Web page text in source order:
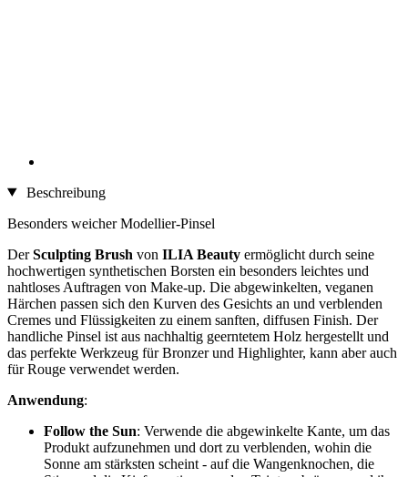
Beschreibung
Besonders weicher Modellier-Pinsel
DerSculpting Brush von ILIA Beauty ermöglicht durch seine
hochwertigen synthetischen Borsten ein besonders leichtes und
nahtloses Auftragen von Make-up. Die abgewinkelten, veganen
Härchen passen sich den Kurven des Gesichts an und verblenden
Cremes und Flüssigkeiten zu einem sanften, diffusen Finish. Der
handliche Pinsel ist aus nachhaltig geerntetem Holz hergestellt und
das perfekte Werkzeug für Bronzer und Highlighter, kann aber auch
für Rouge verwendet werden.
Anwendung:
Follow the Sun: Verwende die abgewinkelte Kante, um das
Produkt aufzunehmen und dort zu verblenden, wohin die
Sonne am stärksten scheint - auf die Wangenknochen, die